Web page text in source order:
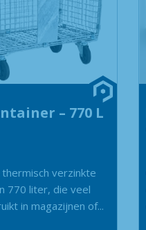
– 770 L
verzinkte
770 liter, die veel
in magazijnen of...